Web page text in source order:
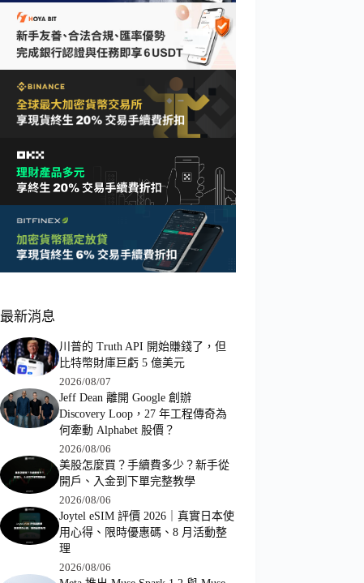
最新消息
川普的 Truth API 開始賺錢了，但
比特幣財庫巨虧 5 億美元
2026/08/07
Jeff Dean 離開 Google 創辦
Discovery Loop，27 年工程傳奇為
何牽動 Alphabet 股價？
2026/08/06
美股怎麼買？手續費多少？新手從
開戶、入金到下單完整教學
2026/08/06
Joytel eSIM 評價 2026｜真實日本使
用心得、限時優惠碼、8 月活動整
理
2026/08/06